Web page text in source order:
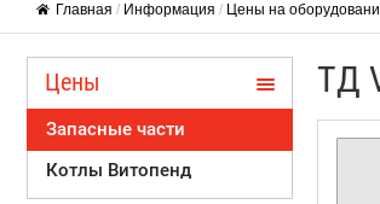
Главная / Информация / Цены на
ТД
Цены
Запасные части
Котлы Витопенд